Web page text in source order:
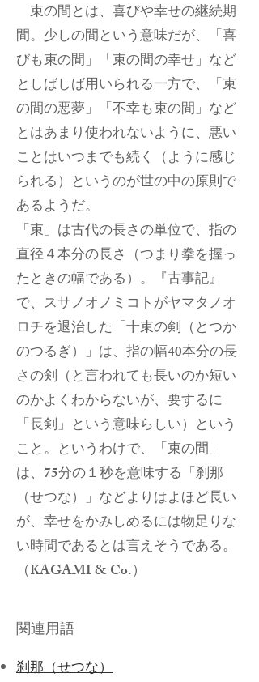
束の間とは、喜びや幸せの継続期
間。少しの間という意味だが、「喜
びも束の間」「束の間の幸せ」など
としばしば用いられる一方で、「束
の間の悪夢」「不幸も束の間」など
とはあまり使われないように、悪い
ことはいつまでも続く（ように感じ
られる）というのが世の中の原則で
あるようだ。
「束」は古代の長さの単位で、指の
直径４本分の長さ（つまり拳を握っ
たときの幅である）。『古事記』
で、スサノオノミコトがヤマタノオ
ロチを退治した「十束の剣（とつか
のつるぎ）」は、指の幅40本分の長
さの剣（と言われても長いのか短い
のかよくわからないが、要するに
「長剣」という意味らしい）という
こと。というわけで、「束の間」
は、75分の１秒を意味する「刹那
（せつな）」などよりはよほど長い
が、幸せをかみしめるには物足りな
い時間であるとは言えそうである。
（KAGAMI & Co.）
関連用語
刹那（せつな）